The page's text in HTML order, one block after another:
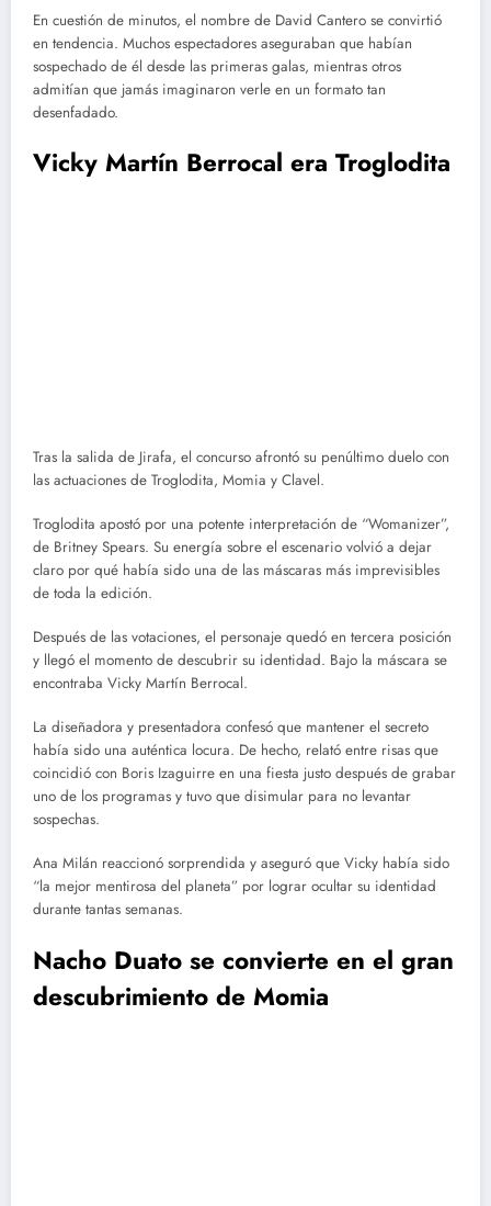
En cuestión de minutos, el nombre de David Cantero se convirtió
en tendencia. Muchos espectadores aseguraban que habían
sospechado de él desde las primeras galas, mientras otros
admitían que jamás imaginaron verle en un formato tan
desenfadado.
Vicky Martín Berrocal era Troglodita
Tras la salida de Jirafa, el concurso afrontó su penúltimo duelo con
las actuaciones de Troglodita, Momia y Clavel.
Troglodita apostó por una potente interpretación de “Womanizer”,
de Britney Spears. Su energía sobre el escenario volvió a dejar
claro por qué había sido una de las máscaras más imprevisibles
de toda la edición.
Después de las votaciones, el personaje quedó en tercera posición
y llegó el momento de descubrir su identidad. Bajo la máscara se
encontraba Vicky Martín Berrocal.
La diseñadora y presentadora confesó que mantener el secreto
había sido una auténtica locura. De hecho, relató entre risas que
coincidió con Boris Izaguirre en una fiesta justo después de grabar
uno de los programas y tuvo que disimular para no levantar
sospechas.
Ana Milán reaccionó sorprendida y aseguró que Vicky había sido
“la mejor mentirosa del planeta” por lograr ocultar su identidad
durante tantas semanas.
Nacho Duato se convierte en el gran
descubrimiento de Momia